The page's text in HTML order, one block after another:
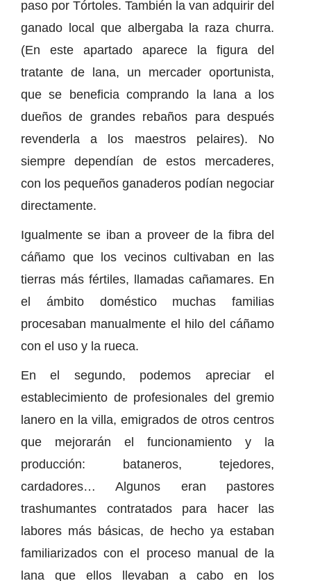
paso por Tórtoles. También la van adquirir del
ganado local que albergaba la raza churra.
(En este apartado aparece la figura del
tratante de lana, un mercader oportunista,
que se beneficia comprando la lana a los
dueños de grandes rebaños para después
revenderla a los maestros pelaires). No
siempre dependían de estos mercaderes,
con los pequeños ganaderos podían negociar
directamente.
Igualmente se iban a proveer de la fibra del
cáñamo que los vecinos cultivaban en las
tierras más fértiles, llamadas cañamares. En
el ámbito doméstico muchas familias
procesaban manualmente el hilo del cáñamo
con el uso y la rueca.
En el segundo, podemos apreciar el
establecimiento de profesionales del gremio
lanero en la villa, emigrados de otros centros
que mejorarán el funcionamiento y la
producción: bataneros, tejedores,
cardadores… Algunos eran pastores
trashumantes contratados para hacer las
labores más básicas, de hecho ya estaban
familiarizados con el proceso manual de la
lana que ellos llevaban a cabo en los